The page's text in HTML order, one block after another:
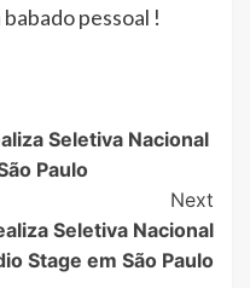
pessoal !
Seletiva Nacional
Paulo
Next
Seletiva Nacional
Stage em São Paulo